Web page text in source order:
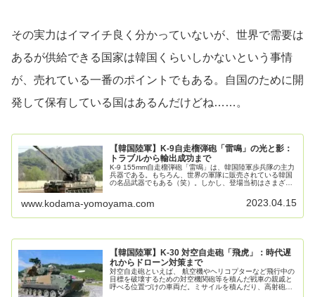
その実力はイマイチ良く分かっていないが、世界で需要は
あるが供給できる国家は韓国くらいしかないという事情
が、売れている一番のポイントでもある。自国のために開
発して保有している国はあるんだけどね……。
【韓国陸軍】K-9自走榴弾砲「雷鳴」の光と影：
トラブルから輸出成功まで
K-9 155mm自走榴弾砲「雷鳴」は、韓国陸軍歩兵隊の主力
兵器である。もちろん、世界の軍隊に販売されている韓国
の名品武器でもある（笑）。しかし、登場当初はさまざま
www.kodama-yomoyama.com 2023.04.15
【韓国陸軍】K-30 対空自走砲「飛虎」：時代遅
れからドローン対策まで
対空自走砲といえば、 航空機やヘリコプターなど飛行中の
目標を破壊するための対空機関砲等を積んだ戦車の親戚と
呼べる位置づけの車両だ。ミサイルを積んだり、高射砲を